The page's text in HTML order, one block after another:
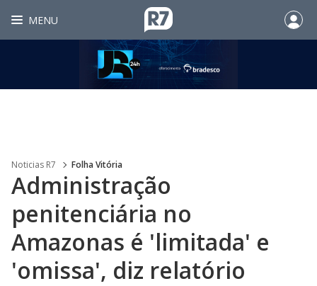
MENU
Noticias R7 Folha Vitória
Administração
penitenciária no
Amazonas é 'limitada' e
'omissa', diz relatório